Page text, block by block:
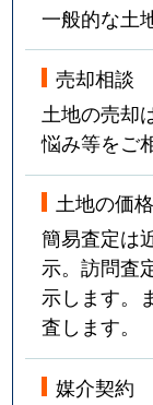
一般的な土
売却相談
土地の売却
悩み等をご
土地の価
簡易査定は
示。訪問査
示します。
査します。
媒介契約